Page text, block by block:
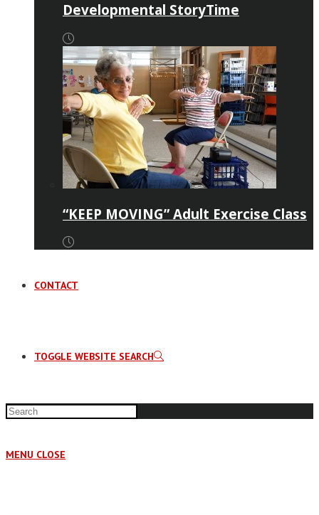
Developmental StoryTime
“KEEP MOVING” Adult Exercise Class
CONTACT
TOGGLE WEBSITE SEARCH
MENU CLOSE